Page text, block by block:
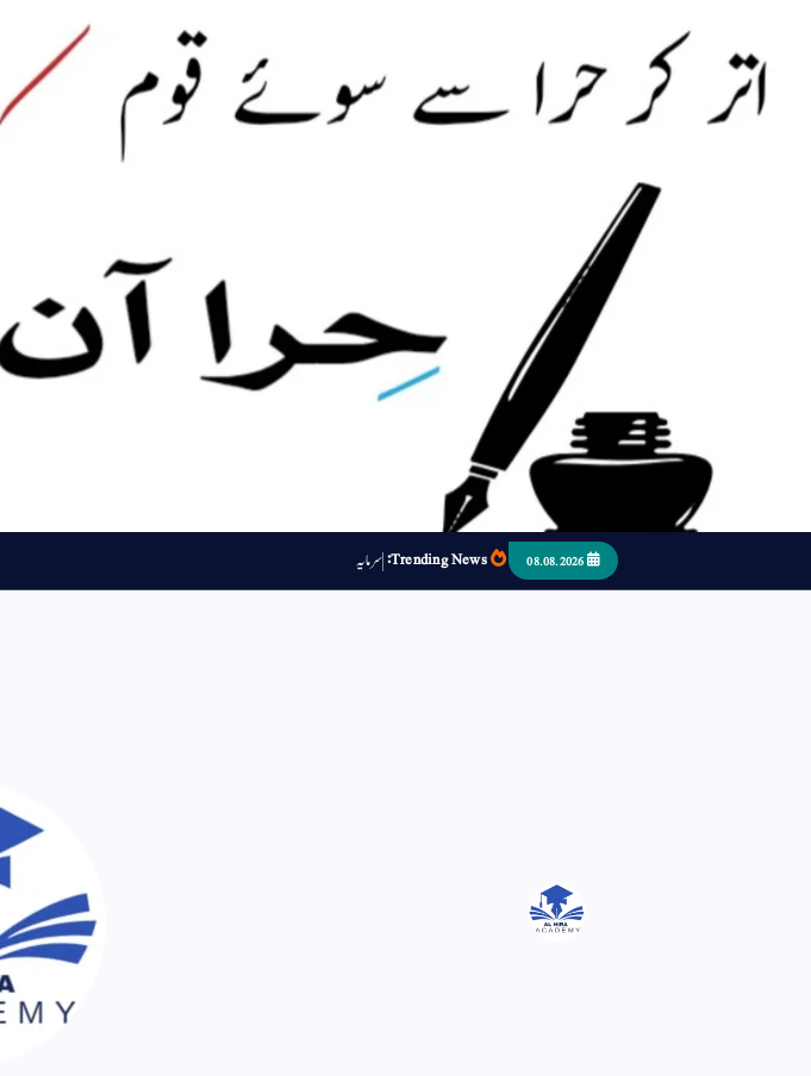
Trending News: سمی
اتر کر حرا سے سوئے قوم آیا - اور اک نسخہ کیمیا ساتھ لایا